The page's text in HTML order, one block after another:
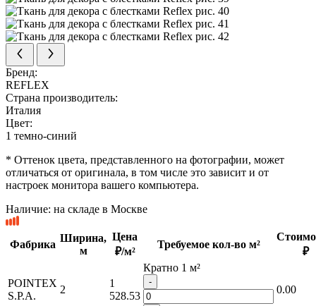
Бренд:
REFLEX
Страна производитель:
Италия
Цвет:
1 темно-синий
* Оттенок цвета, представленного на фотографии, может
отличаться от оригинала, в том числе это зависит и от
настроек монитора вашего компьютера.
Наличие: на складе в Москве
Фабрика
Ширина,
м
Цена
₽/м²
Требуемое кол-во м²
₽
POINTEX
S.P.A.
2
1
528.53
Кратно 1 м²
-
0.00